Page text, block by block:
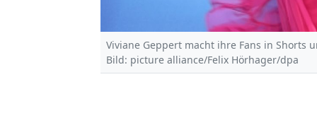
Viviane Geppert macht ihre Fans in Shorts
Bild: picture alliance/Felix Hörhager/dpa